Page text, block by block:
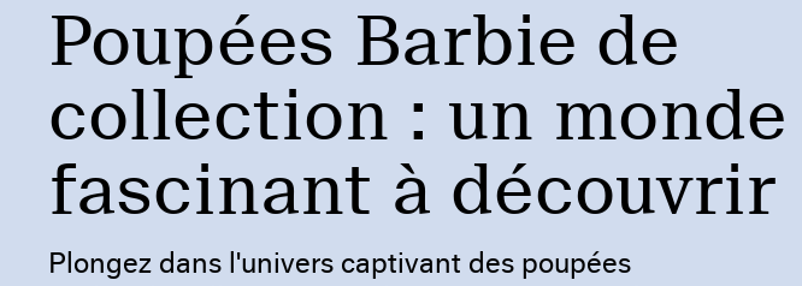
Poupées Barbie de
collection : un monde
fascinant à découvrir
Plongez dans l'univers captivant des poupées